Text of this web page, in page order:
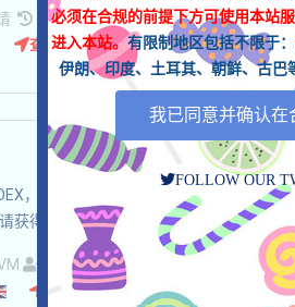
收录时间: 2026/08/05
查阅详情
，和DYDX合作，打开活动页面，自行
获得更多機會！
邀请
收录时间: 2026/07/21
查阅详情
必须在合规的前提下方可使用本站
进入本站。有限制地区包括不限于
伊朗、印度、土耳其、朝鲜、古巴
我已同意并确认在
FOLLOW OUR